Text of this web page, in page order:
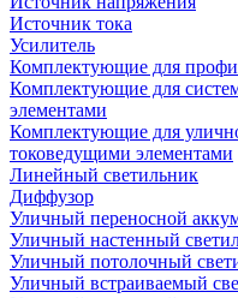
Источник тока
Усилитель
Комплектующие для
Комплектующие для
элементами
Комплектующие для
токоведущими элементами
Линейный светильник
Диффузор
Уличный переносной
Уличный настенный
Уличный потолочный
Уличный встраиваемый